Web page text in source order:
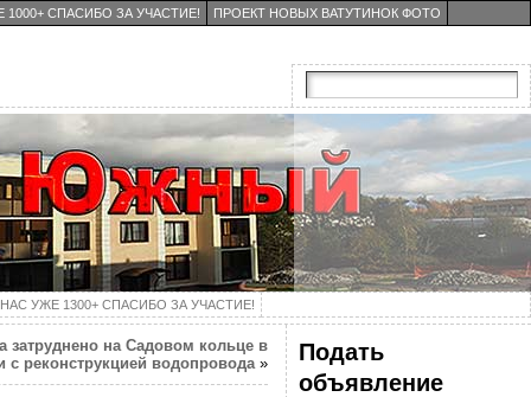
1000+ СПАСИБО ЗА УЧАСТИЕ! ПРОЕКТ НОВЫХ ВАТУТИНОК ФОТО
НАС УЖЕ 1300+ СПАСИБО ЗА УЧАСТИЕ!
затруднено на Садовом кольце в
с реконструкцией водопровода»
Подать
объявление